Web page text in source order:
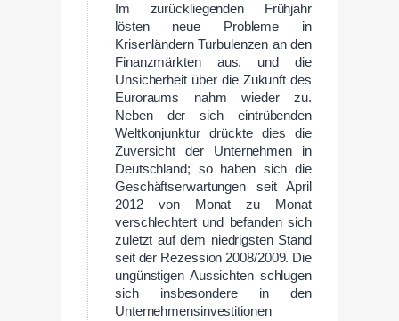
Im zurückliegenden Frühjahr
lösten neue Probleme in
Krisenländern Turbulenzen an den
Finanzmärkten aus, und die
Unsicherheit über die Zukunft des
Euroraums nahm wieder zu.
Neben der sich eintrübenden
Weltkonjunktur drückte dies die
Zuversicht der Unternehmen in
Deutschland; so haben sich die
Geschäftserwartungen seit April
2012 von Monat zu Monat
verschlechtert und befanden sich
zuletzt auf dem niedrigsten Stand
seit der Rezession 2008/2009. Die
ungünstigen Aussichten schlugen
sich insbesondere in den
Unternehmensinvestitionen